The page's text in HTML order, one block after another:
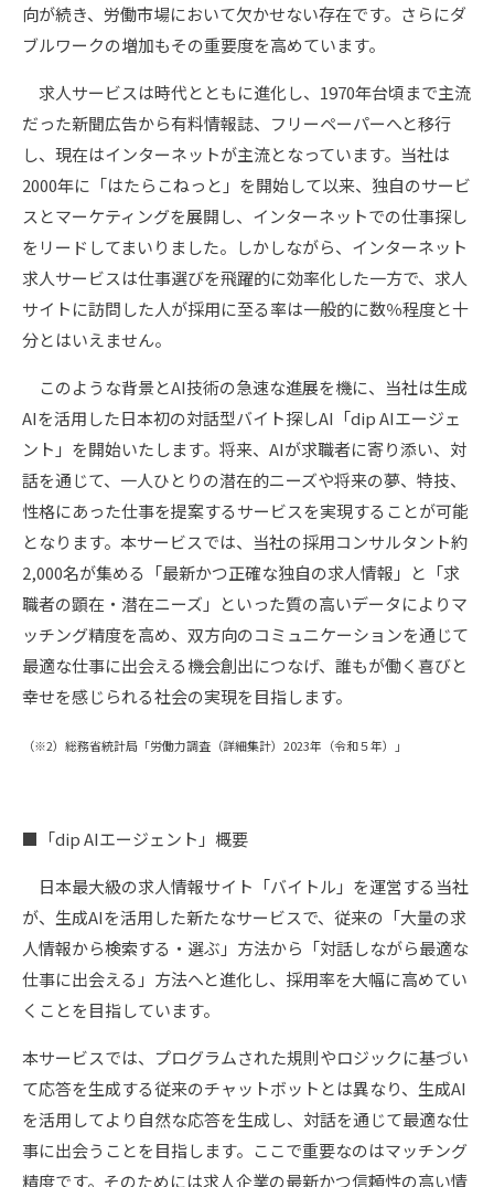
向が続き、労働市場において欠かせない存在です。さらにダ
ブルワークの増加もその重要度を高めています。
求人サービスは時代とともに進化し、1970年台頃まで主流
だった新聞広告から有料情報誌、フリーペーパーへと移行
し、現在はインターネットが主流となっています。当社は
2000年に「はたらこねっと」を開始して以来、独自のサービ
スとマーケティングを展開し、インターネットでの仕事探し
をリードしてまいりました。しかしながら、インターネット
求人サービスは仕事選びを飛躍的に効率化した一方で、求人
サイトに訪問した人が採用に至る率は一般的に数％程度と十
分とはいえません。
このような背景とAI技術の急速な進展を機に、当社は生成
AIを活用した日本初の対話型バイト探しAI「dip AIエージェ
ント」を開始いたします。将来、AIが求職者に寄り添い、対
話を通じて、一人ひとりの潜在的ニーズや将来の夢、特技、
性格にあった仕事を提案するサービスを実現することが可能
となります。本サービスでは、当社の採用コンサルタント約
2,000名が集める「最新かつ正確な独自の求人情報」と「求
職者の顕在・潜在ニーズ」といった質の高いデータによりマ
ッチング精度を高め、双方向のコミュニケーションを通じて
最適な仕事に出会える機会創出につなげ、誰もが働く喜びと
幸せを感じられる社会の実現を目指します。
（※2）総務省統計局「労働力調査（詳細集計）2023年（令和５年）」
■「dip AIエージェント」概要
日本最大級の求人情報サイト「バイトル」を運営する当社
が、生成AIを活用した新たなサービスで、従来の「大量の求
人情報から検索する・選ぶ」方法から「対話しながら最適な
仕事に出会える」方法へと進化し、採用率を大幅に高めてい
くことを目指しています。
本サービスでは、プログラムされた規則やロジックに基づい
て応答を生成する従来のチャットボットとは異なり、生成AI
を活用してより自然な応答を生成し、対話を通じて最適な仕
事に出会うことを目指します。ここで重要なのはマッチング
精度です。そのためには求人企業の最新かつ信頼性の高い情